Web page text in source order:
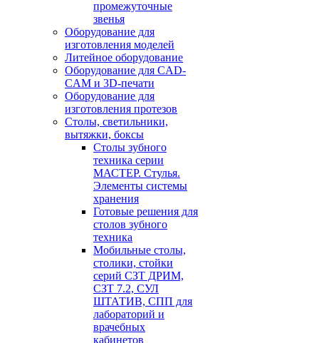
промежуточные
звенья
Оборудование для
изготовления моделей
Литейное оборудование
Оборудование для CAD-
CAM и 3D-печати
Оборудование для
изготовления протезов
Cтолы, светильники,
вытяжки, боксы
Столы зубного
техника серии
МАСТЕР. Стулья.
Элементы системы
хранения
Готовые решения для
столов зубного
техника
Мобильные столы,
столики, стойки
серий СЗТ ДРИМ,
СЗТ 7.2, СУЛ
ШТАТИВ, СПП для
лабораторий и
врачебных
кабинетов